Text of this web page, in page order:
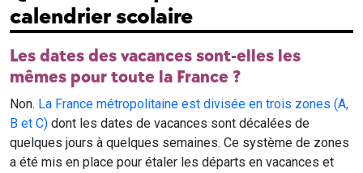
calendrier scolaire
Les dates des vacances sont-elles les
mêmes pour toute la France ?
Non. La France métropolitaine est divisée en trois zones (A,
B et C) dont les dates de vacances sont décalées de
quelques jours à quelques semaines. Ce système de zones
a été mis en place pour étaler les départs en vacances et